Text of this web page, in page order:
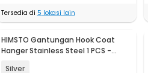
Tersedia di 5 lokasi lain
HIMSTO Gantungan Hook Coat
Hanger Stainless Steel 1 PCS -
Silver